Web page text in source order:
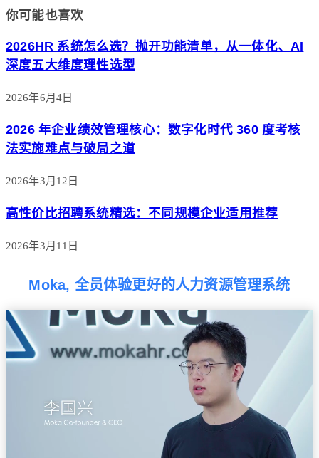
你可能也喜欢
2026HR 系统怎么选？抛开功能清单，从一体化、AI
深度五大维度理性选型
2026年6月4日
2026 年企业绩效管理核心：数字化时代 360 度考核
法实施难点与破局之道
2026年3月12日
高性价比招聘系统精选：不同规模企业适用推荐
2026年3月11日
Moka, 全员体验更好的人力资源管理系统